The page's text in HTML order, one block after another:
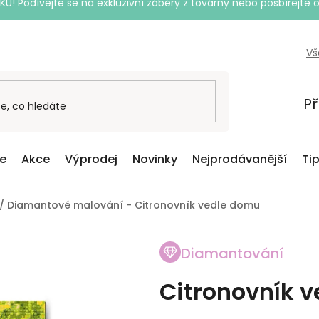
Podívejte se na exkluzivní záběry z továrny nebo
Akce Výprodej Novinky Nejprodávanější
/ Diamantové malování - Citronovník vedle domu
Diamantování
Citronovník